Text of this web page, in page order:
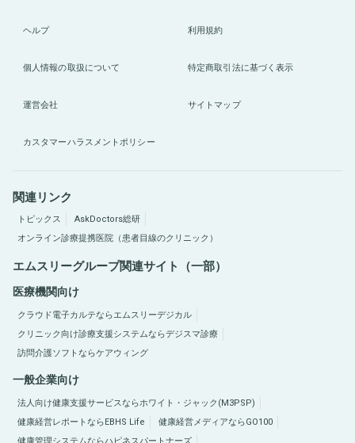
ヘルプ 利用規約
個人情報の取扱について 特定商取引法に基づく表示
運営会社 サイトマップ
カスタマーハラスメントポリシー
関連リンク
トピックス
AskDoctors総研
オンライン診療提携医院（患者目線のクリニック）
エムスリーグループ関連サイト（一部）
医療機関向け
クラウド電子カルテならエムスリーデジカル
クリニック向け診療支援システムならデジスマ診療
訪問介護ソフトならケアウィング
一般企業向け
法人向け健康支援サービスならホワイト・ジャック(M3PSP)
健康経営レポートならEBHS Life
健康経営メディアならGO100